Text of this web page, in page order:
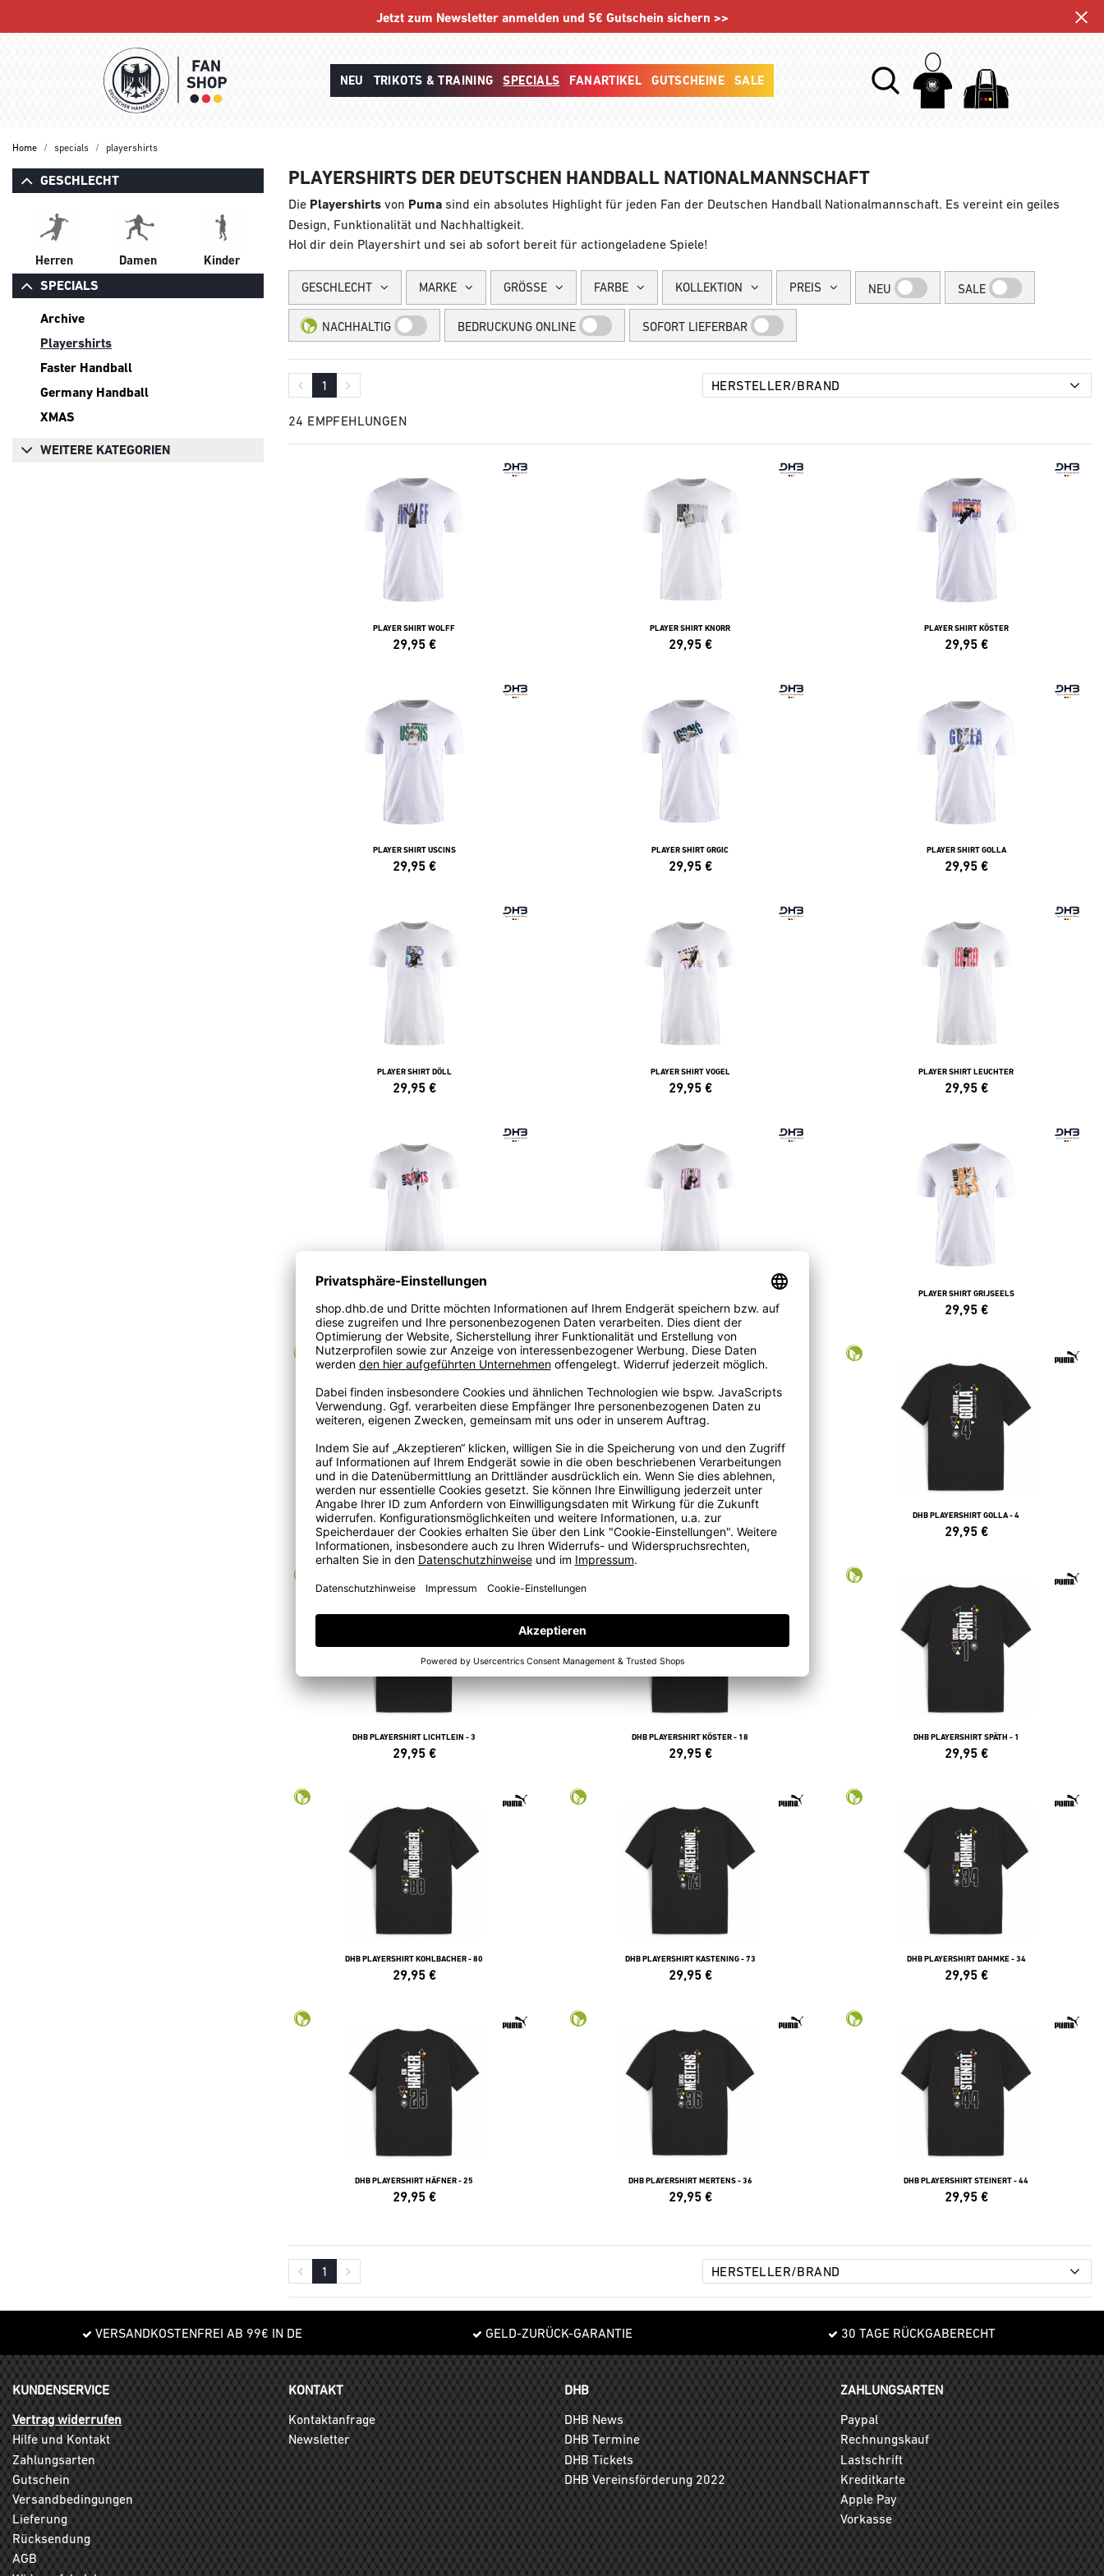
Jetzt zum Newsletter anmelden und 5€ Gutschein sichern >>
NEU TRIKOTS & TRAINING SPECIALS FANARTIKEL GUTSCHEINE SALE
Home specials playershirts
GESCHLECHT
Herren Damen Kinder
SPECIALS
Archive
Playershirts
Faster Handball
Germany Handball
XMAS
WEITERE KATEGORIEN
PLAYERSHIRTS DER DEUTSCHEN HANDBALL NATIONALMANNSCHAFT
Die Playershirts von Puma sind ein absolutes Highlight für jeden Fan der Deutschen Handball Nationalmannschaft. Es vereint ein geiles
Design, Funktionalität und Nachhaltigkeit.
Hol dir dein Playershirt und sei ab sofort bereit für actiongeladene Spiele!
GESCHLECHT MARKE GRÖSSE FARBE KOLLEKTION PREIS NEU SALE
NACHHALTIG BEDRUCKUNG ONLINE SOFORT LIEFERBAR
1
24 EMPFEHLUNGEN
PLAYER SHIRT WOLFF
29,95 €
PLAYER SHIRT KNORR
29,95 €
PLAYER SHIRT KÖSTER
29,95 €
PLAYER SHIRT USCINS
29,95 €
PLAYER SHIRT GRGIC
29,95 €
PLAYER SHIRT GOLLA
29,95 €
PLAYER SHIRT DÖLL
29,95 €
PLAYER SHIRT VOGEL
29,95 €
PLAYER SHIRT LEUCHTER
29,95 €
29,95 € 29,95 €
PLAYER SHIRT GRIJSEELS
29,95 €
DHB PLAYERSHIRT WOLFF - 33
29,95 €
DHB PLAYERSHIRT KNORR - 15
29,95 €
DHB PLAYERSHIRT GOLLA - 4
29,95 €
DHB PLAYERSHIRT LICHTLEIN - 3
29,95 €
DHB PLAYERSHIRT KÖSTER - 18
29,95 €
DHB PLAYERSHIRT SPÄTH - 1
29,95 €
DHB PLAYERSHIRT KOHLBACHER - 80
29,95 €
DHB PLAYERSHIRT KASTENING - 73
29,95 €
DHB PLAYERSHIRT DAHMKE - 34
29,95 €
DHB PLAYERSHIRT HÄFNER - 25
29,95 €
DHB PLAYERSHIRT MERTENS - 36
29,95 €
DHB PLAYERSHIRT STEINERT - 44
29,95 €
1
VERSANDKOSTENFREI AB 99€ IN DE GELD-ZURÜCK-GARANTIE 30 TAGE RÜCKGABERECHT
KUNDENSERVICE
Vertrag widerrufen
Hilfe und Kontakt
Zahlungsarten
Gutschein
Versandbedingungen
Lieferung
Rücksendung
AGB
KONTAKT
Kontaktanfrage
Newsletter
DHB
DHB News
DHB Termine
DHB Tickets
DHB Vereinsförderung 2022
ZAHLUNGSARTEN
Paypal
Rechnungskauf
Lastschrift
Kreditkarte
Apple Pay
Vorkasse